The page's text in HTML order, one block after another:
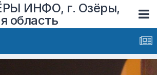
ИНФО, г. Озёры,
область